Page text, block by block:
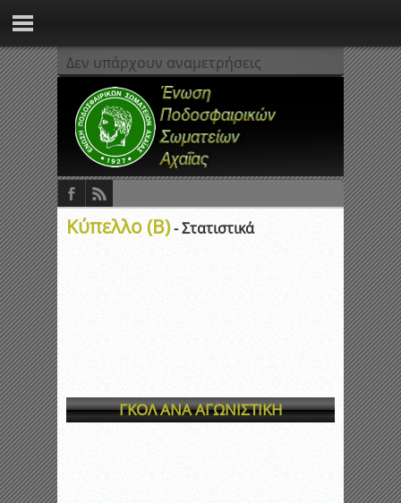
Δεν υπάρχουν αναμετρήσεις
Κύπελλο (Β)- Στατιστικά
ΓΚΟΛ ΑΝΑ ΑΓΩΝΙΣΤΙΚΗ